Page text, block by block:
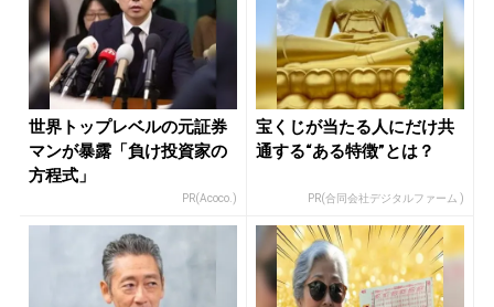
世界トップレベルの元証券
マンが暴露「負け投資家の
方程式」
PR(Acoco.)
宝くじが当たる人にだけ共
通する“ある特徴”とは？
PR(合同会社デジタルファーム )